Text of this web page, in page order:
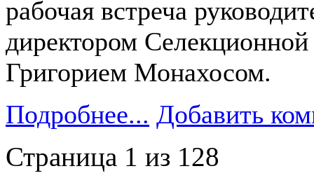
рабочая встреча
директором
Григорием Монахосом.
Подробнее... Добавить
Страница 1 из 128